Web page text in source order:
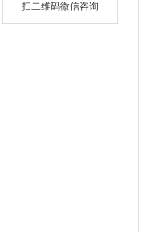
扫二维码微信咨询